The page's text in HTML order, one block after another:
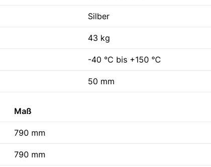
Silber
43 kg
-40 °C bis +150 °C
50 mm
Maß
790 mm
790 mm